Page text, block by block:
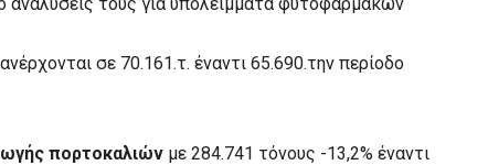
σε 70.161.τ. έναντι 65.690.την περίοδο
πορτοκαλιών με 284.741 τόνους -13,2% έναντι